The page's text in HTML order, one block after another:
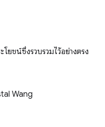
ยชน์ซึ่งรวบรวมไว้อย่างตรง
Wang